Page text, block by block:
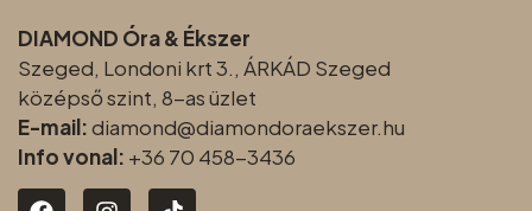
DIAMOND Óra & Ékszer
Szeged, Londoni krt 3., ÁRKÁD Szeged
középső szint, 8-as üzlet
E-mail:diamond@diamondoraekszer.hu
Info vonal: +36 70 458-3436